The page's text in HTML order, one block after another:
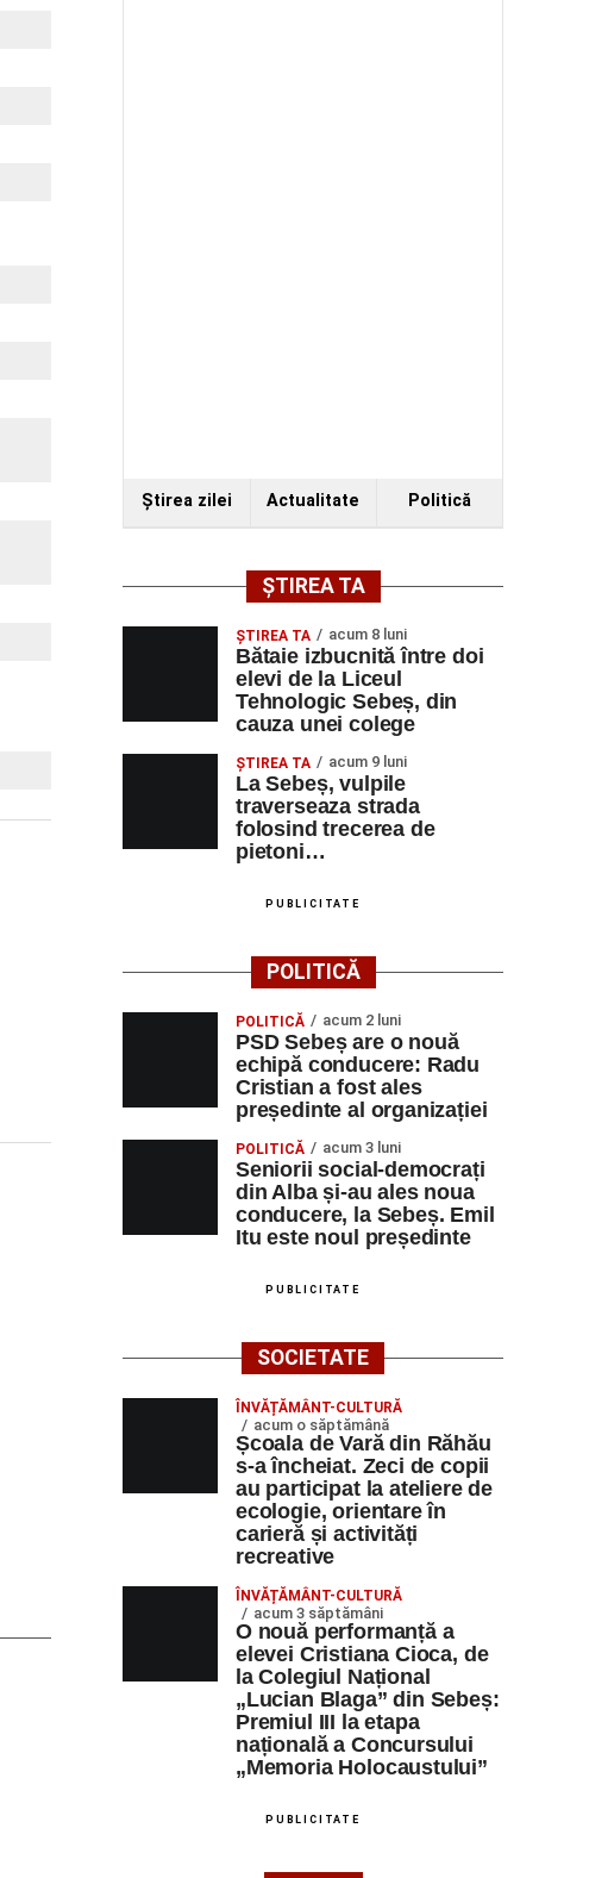
Ştirea zilei Actualitate Politică
ȘTIREA TA
ŞTIREA TA acum 8 luni
Bătaie izbucnită între doi
elevi de la Liceul
Tehnologic Sebeș, din
cauza unei colege
ŞTIREA TA acum 9 luni
La Sebeș, vulpile
traverseaza strada
folosind trecerea de
pietoni…
PUBLICITATE
POLITICĂ
POLITICĂ acum 2 luni
PSD Sebeș are o nouă
echipă conducere: Radu
Cristian a fost ales
președinte al organizației
POLITICĂ acum 3 luni
Seniorii social-democrați
din Alba și-au ales noua
conducere, la Sebeș. Emil
Itu este noul președinte
PUBLICITATE
SOCIETATE
ÎNVĂȚĂMÂNT-CULTURĂ
acum o săptămână
Școala de Vară din Răhău
s-a încheiat. Zeci de copii
au participat la ateliere de
ecologie, orientare în
carieră și activități
recreative
ÎNVĂȚĂMÂNT-CULTURĂ
acum 3 săptămâni
O nouă performanță a
elevei Cristiana Cioca, de
la Colegiul Național
„Lucian Blaga” din Sebeș:
Premiul III la etapa
națională a Concursului
„Memoria Holocaustului”
PUBLICITATE